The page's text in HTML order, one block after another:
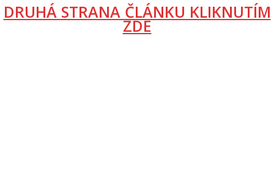
DRUHÁ STRANA ČLÁNKU KLIKNUTÍM
ZDE